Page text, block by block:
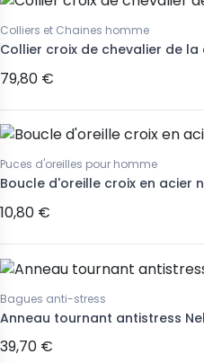
Colliers et Chaines homme
Collier croix de chevalier de
79,80 €
Puces d'oreilles pour homme
Boucle d'oreille croix en acier
10,80 €
Bagues anti-stress
Anneau tournant antistress
39,70 €